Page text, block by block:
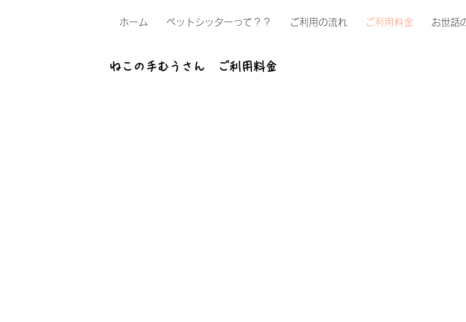
ホーム ペットシッターって？？ ご利用の流れ ご利用料金 お世話
ねこの手むうさん　ご利用料金